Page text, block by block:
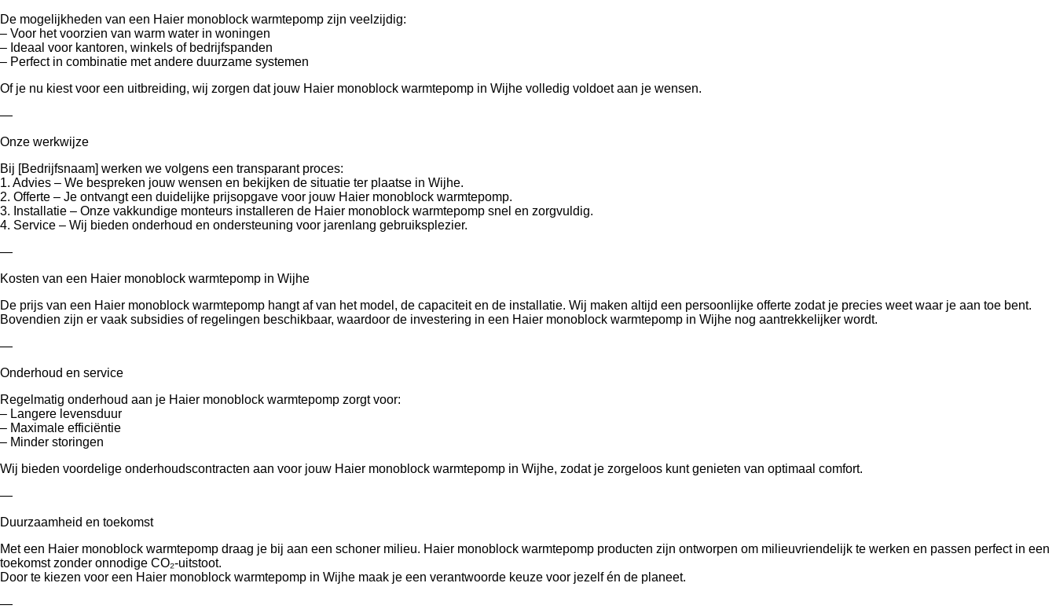
De mogelijkheden van een Haier monoblock warmtepomp zijn veelzijdig:
– Voor het voorzien van warm water in woningen
– Ideaal voor kantoren, winkels of bedrijfspanden
– Perfect in combinatie met andere duurzame systemen
Of je nu kiest voor een uitbreiding, wij zorgen dat jouw Haier monoblock warmtepomp in Wijhe volledig voldoet aan je wensen.
—
Onze werkwijze
Bij [Bedrijfsnaam] werken we volgens een transparant proces:
1. Advies – We bespreken jouw wensen en bekijken de situatie ter plaatse in Wijhe.
2. Offerte – Je ontvangt een duidelijke prijsopgave voor jouw Haier monoblock warmtepomp.
3. Installatie – Onze vakkundige monteurs installeren de Haier monoblock warmtepomp snel en zorgvuldig.
4. Service – Wij bieden onderhoud en ondersteuning voor jarenlang gebruiksplezier.
—
Kosten van een Haier monoblock warmtepomp in Wijhe
De prijs van een Haier monoblock warmtepomp hangt af van het model, de capaciteit en de installatie. Wij maken altijd een persoonlijke offerte zodat je precies weet waar je aan toe bent.
Bovendien zijn er vaak subsidies of regelingen beschikbaar, waardoor de investering in een Haier monoblock warmtepomp in Wijhe nog aantrekkelijker wordt.
—
Onderhoud en service
Regelmatig onderhoud aan je Haier monoblock warmtepomp zorgt voor:
– Langere levensduur
– Maximale efficiëntie
– Minder storingen
Wij bieden voordelige onderhoudscontracten aan voor jouw Haier monoblock warmtepomp in Wijhe, zodat je zorgeloos kunt genieten van optimaal comfort.
—
Duurzaamheid en toekomst
Met een Haier monoblock warmtepomp draag je bij aan een schoner milieu. Haier monoblock warmtepomp producten zijn ontworpen om milieuvriendelijk te werken en passen perfect in een
toekomst zonder onnodige CO₂-uitstoot.
Door te kiezen voor een Haier monoblock warmtepomp in Wijhe maak je een verantwoorde keuze voor jezelf én de planeet.
—